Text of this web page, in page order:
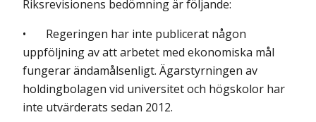
Riksrevisionens bedömning är följande:
• Regeringen har inte publicerat någon
uppföljning av att arbetet med ekonomiska mål
fungerar ändamålsenligt. Ägarstyrningen av
holding­bolagen vid universitet och högskolor har
inte utvärderats sedan 2012.